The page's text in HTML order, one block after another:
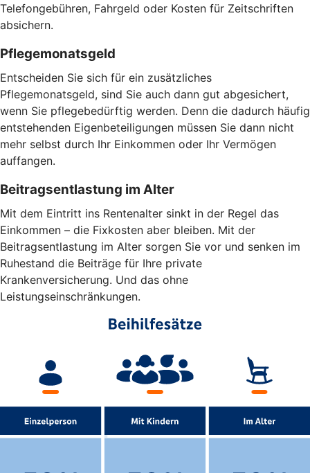
Telefongebühren, Fahrgeld oder Kosten für Zeitschriften
absichern.
Pflegemonatsgeld
Entscheiden Sie sich für ein zusätzliches
Pflegemonatsgeld, sind Sie auch dann gut abgesichert,
wenn Sie pflegebedürftig werden. Denn die dadurch häufig
entstehenden Eigenbeteiligungen müssen Sie dann nicht
mehr selbst durch Ihr Einkommen oder Ihr Vermögen
auffangen.
Beitragsentlastung im Alter
Mit dem Eintritt ins Rentenalter sinkt in der Regel das
Einkommen – die Fixkosten aber bleiben. Mit der
Beitragsentlastung im Alter sorgen Sie vor und senken im
Ruhestand die Beiträge für Ihre private
Krankenversicherung. Und das ohne
Leistungseinschränkungen.